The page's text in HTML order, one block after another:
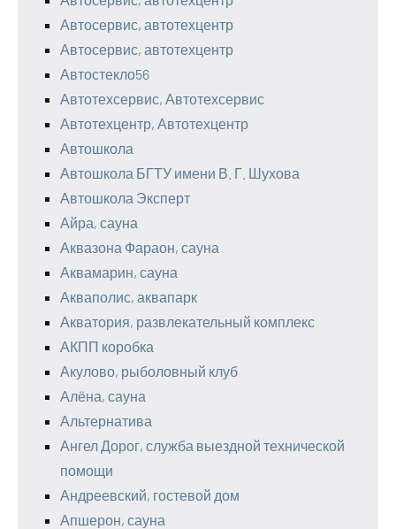
Автосервис, автотехцентр
Автосервис, автотехцентр
Автостекло56
Автотехсервис, Автотехсервис
Автотехцентр, Автотехцентр
Автошкола
Автошкола БГТУ имени В. Г. Шухова
Автошкола Эксперт
Айра, сауна
Аквазона Фараон, сауна
Аквамарин, сауна
Акваполис, аквапарк
Акватория, развлекательный комплекс
АКПП коробка
Акулово, рыболовный клуб
Алёна, сауна
Альтернатива
Ангел Дорог, служба выездной технической
помощи
Андреевский, гостевой дом
Апшерон, сауна